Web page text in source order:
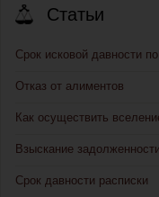
Статьи
Срок исковой давности
Отказ от алиментов
Как осуществить
Взыскание
Срок давности расписки